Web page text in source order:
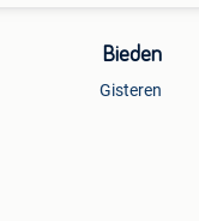
Bieden
Gisteren